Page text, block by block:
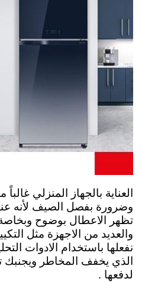
العناية بالجهاز المنزلي
وضرورة بفصل الصيف لأنه
تظهر الاعطال بوضوح وبخاصة
والعديد من الاجهزة مثل
نفعلها باستخدام الادوات
الذي يخفف المخاطر
لدفعها .